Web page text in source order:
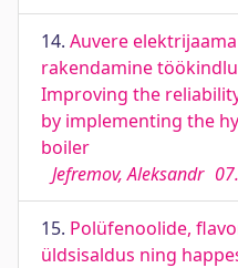
14. Auvere
rakendamine
Improving the
by implementing the
boiler
Jefremov, Aleksandr
15. Polüfenoolide,
üldsisaldus ning